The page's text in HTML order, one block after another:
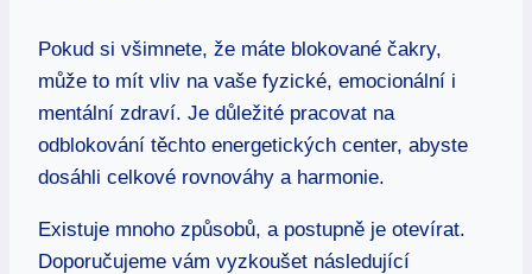
Pokud si všimnete, že máte blokované čakry,
může to mít vliv na vaše fyzické, emocionální i
mentální zdraví. Je důležité pracovat na
odblokování těchto energetických center, abyste
dosáhli celkové rovnováhy a harmonie.
Existuje mnoho způsobů, a postupně je otevírat.
Doporučujeme vám vyzkoušet následující